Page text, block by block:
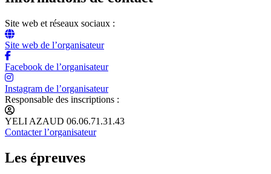
Site web et réseaux sociaux :
Site web de l’organisateur
Facebook de l’organisateur
Instagram de l’organisateur
Responsable des inscriptions :
YELI AZAUD 06.06.71.31.43
Contacter l’organisateur
Les épreuves